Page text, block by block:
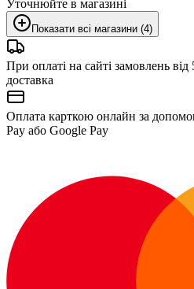
Уточнюйте в магазині
Показати всі магазини (4)
При оплаті на сайті замовлень
доставка
Оплата карткою онлайн за
Pay або Google Pay